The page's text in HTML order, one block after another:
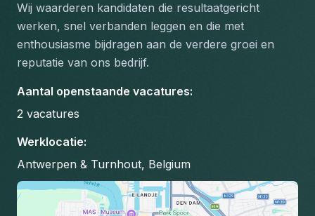
Wij waarderen kandidaten die resultaatgericht
werken, snel verbanden leggen en die met
enthousiasme bijdragen aan de verdere groei en
reputatie van ons bedrijf.
Aantal openstaande vacatures:
2 vacatures
Werklocatie:
Antwerpen & Turnhout, Belgium